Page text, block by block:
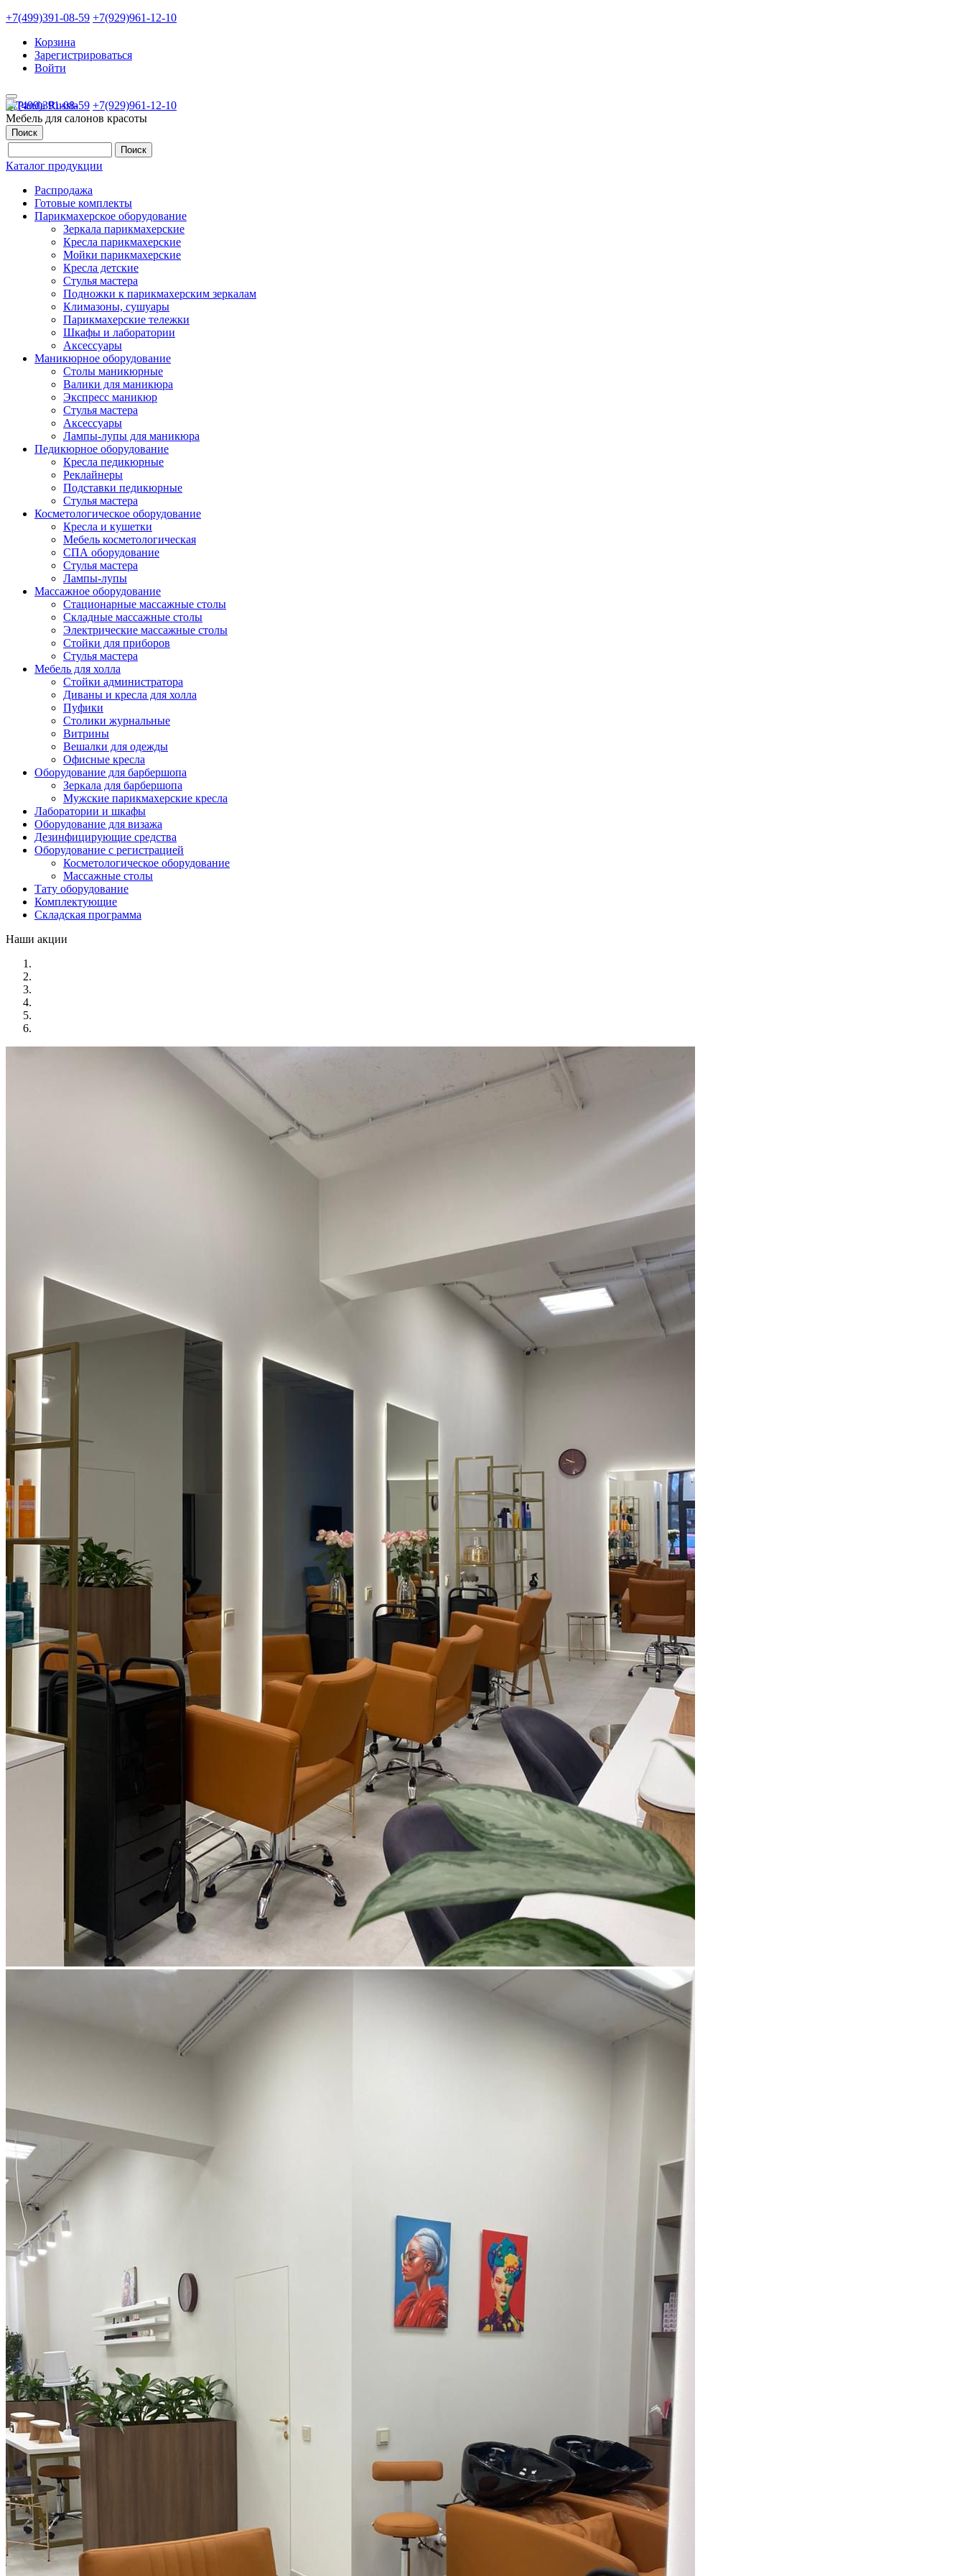
+7(499)391-08-59 +7(929)961-12-10
Корзина
Зарегистрироваться
Войти
+7(499)391-08-59 +7(929)961-12-10
Мебель для салонов красоты
Поиск
Каталог продукции
Распродажа
Готовые комплекты
Парикмахерское оборудование
Зеркала парикмахерские
Кресла парикмахерские
Мойки парикмахерские
Кресла детские
Стулья мастера
Подножки к парикмахерским зеркалам
Климазоны, сушуары
Парикмахерские тележки
Шкафы и лаборатории
Аксессуары
Маникюрное оборудование
Столы маникюрные
Валики для маникюра
Экспресс маникюр
Стулья мастера
Аксессуары
Лампы-лупы для маникюра
Педикюрное оборудование
Кресла педикюрные
Реклайнеры
Подставки педикюрные
Стулья мастера
Косметологическое оборудование
Кресла и кушетки
Мебель косметологическая
СПА оборудование
Стулья мастера
Лампы-лупы
Массажное оборудование
Стационарные массажные столы
Складные массажные столы
Электрические массажные столы
Стойки для приборов
Стулья мастера
Мебель для холла
Стойки администратора
Диваны и кресла для холла
Пуфики
Столики журнальные
Витрины
Вешалки для одежды
Офисные кресла
Оборудование для барбершопа
Зеркала для барбершопа
Мужские парикмахерские кресла
Лаборатории и шкафы
Оборудование для визажа
Дезинфицирующие средства
Оборудование с регистрацией
Косметологическое оборудование
Массажные столы
Тату оборудование
Комплектующие
Складская программа
Наши акции